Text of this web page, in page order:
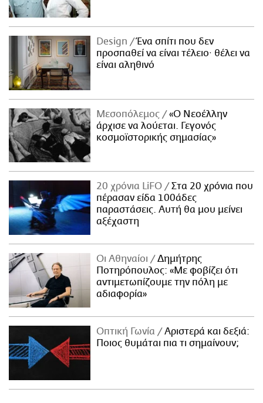
Design
Ένα σπίτι που δεν
προσπαθεί να είναι τέλειο· θέλει να
είναι αληθινό
Μεσοπόλεμος
«Ο Νεοέλλην
άρχισε να λούεται. Γεγονός
κοσμοϊστορικής σημασίας»
20 χρόνια LiFO
Στα 20 χρόνια που
πέρασαν είδα 100άδες
παραστάσεις. Αυτή θα μου μείνει
αξέχαστη
Οι Αθηναίοι
Δημήτρης
Ποτηρόπουλος: «Με φοβίζει ότι
αντιμετωπίζουμε την πόλη με
αδιαφορία»
Οπτική Γωνία
Αριστερά και δεξιά:
Ποιος θυμάται πια τι σημαίνουν;